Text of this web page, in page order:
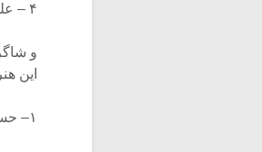
۴ – علی مشیر «معاون اسبق وزارت دارائی».
و
این
۱– حسینعلی ملاح